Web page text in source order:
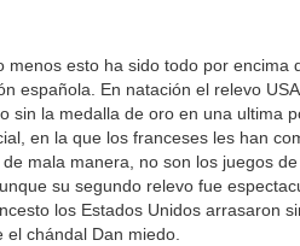
menos esto ha sido todo por encima
española. En natación el relevo
sin la medalla de oro en una ultima
en la que los franceses les han
mala manera, no son los juegos
su segundo relevo fue
los Estados Unidos arrasaron
el chándal Dan miedo.